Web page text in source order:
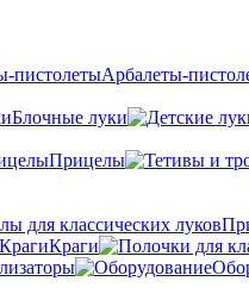
Арбалеты-
Блочные луки
Прицелы
Краги